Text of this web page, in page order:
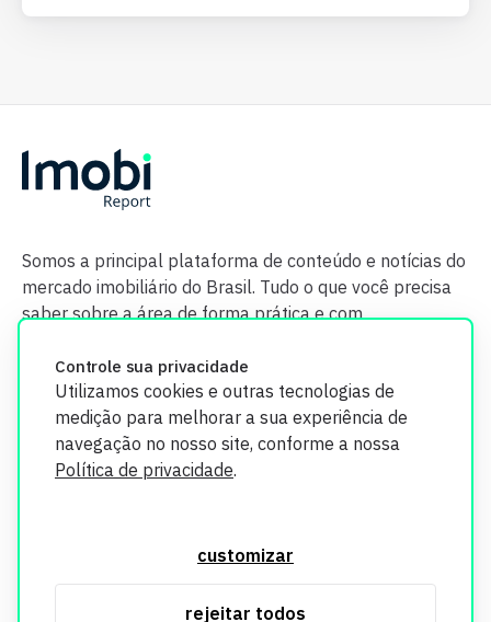
Controle sua privacidade
Utilizamos cookies e outras tecnologias de
medição para melhorar a sua experiência de
navegação no nosso site, conforme a nossa
Política de privacidade.
customizar
rejeitar todos
Somos a principal plataforma de conteúdo e notícias do
mercado imobiliário do Brasil. Tudo o que você precisa
saber sobre a área de forma prática e com
segurança. Todos os dados coletados em nosso site são
utilizados exclusivamente para fins de aprimoramento de
informações, consulte nossa Política de Privacidade.